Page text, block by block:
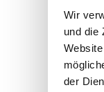
Wir
und die
der